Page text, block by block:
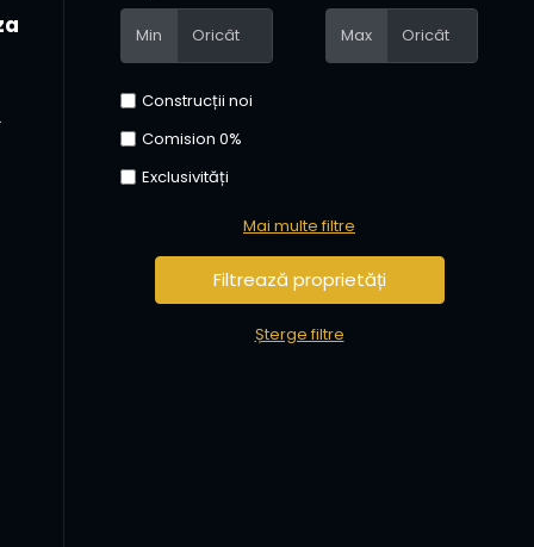
Min Max
Construcții noi
Comision 0%
Exclusivități
Mai multe filtre
Șterge filtre